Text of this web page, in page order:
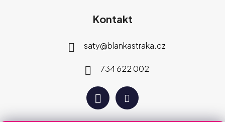
Kontakt
saty@blankastraka.cz
734 622 002